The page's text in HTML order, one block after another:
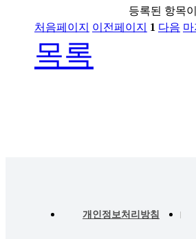
등록된 항목
처음페이지
이전페이지 1 다음 마
목록
개인정보처리방침